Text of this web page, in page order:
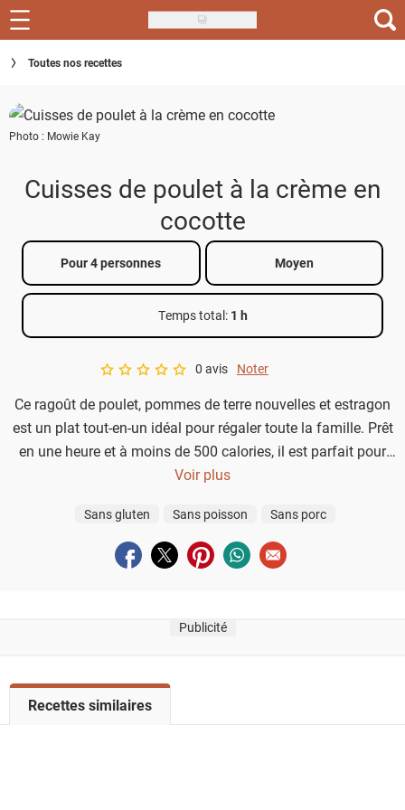
Skip
to
main
Recettes
Inspirations
Conseils
Menu de la semaine
Téléchargez l'app Saveurs Recettes
Index des recettes
Guide d'achat
Toutes nos recettes
Photo : Mowie Kay
Cuisses de poulet à la crème en
cocotte
Pour 4 personnes Moyen
Temps total: 1 h
A star rating of 0 out of 5.
0 avis Noter
Ce ragoût de poulet, pommes de terre nouvelles et estragon
est un plat tout-en-un idéal pour régaler toute la famille. Prêt
en une heure et à moins de 500 calories, il est parfait pour
les soirs de semaine.
Voir plus
Sans gluten Sans poisson Sans porc
Partager sur facebook
Partager sur twitter
Partager sur pinterest
Partager sur whatsapp
Envoyer à un ami
Publicité
o
Recettes similaires